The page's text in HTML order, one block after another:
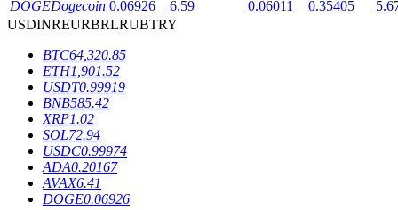
Blocages BTR
Des investissements exclusifs pour les détenteurs de BTR
DOGEDogecoin 0.06926 6.59 0.06011 0.35405
USDINREURBRLRUBTRY
BTC64,320.85
ETH1,901.52
USDT0.99919
BNB585.42
XRP1.02
SOL72.94
USDC0.99974
ADA0.20167
AVAX6.41
DOGE0.06926